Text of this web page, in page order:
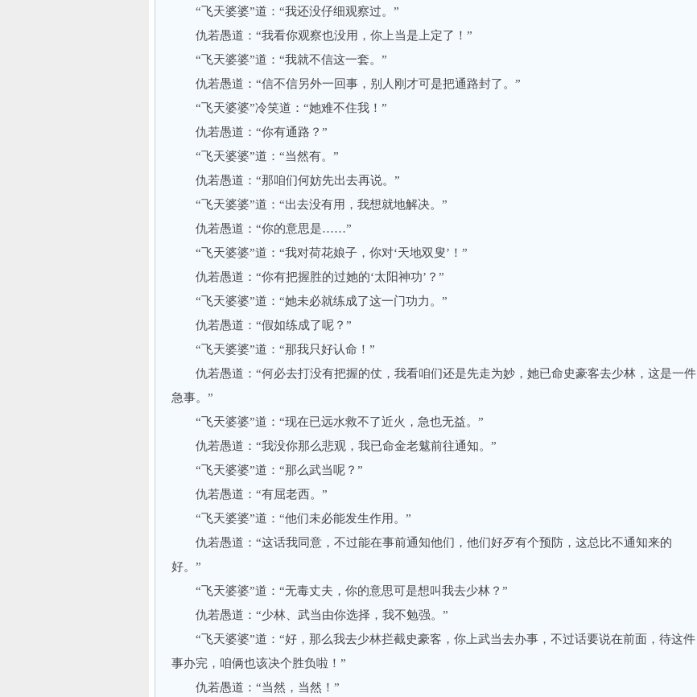
“飞天婆婆”道：“我还没仔细观察过。”
仇若愚道：“我看你观察也没用，你上当是上定了！”
“飞天婆婆”道：“我就不信这一套。”
仇若愚道：“信不信另外一回事，别人刚才可是把通路封了。”
“飞天婆婆”冷笑道：“她难不住我！”
仇若愚道：“你有通路？”
“飞天婆婆”道：“当然有。”
仇若愚道：“那咱们何妨先出去再说。”
“飞天婆婆”道：“出去没有用，我想就地解决。”
仇若愚道：“你的意思是……”
“飞天婆婆”道：“我对荷花娘子，你对‘天地双叟’！”
仇若愚道：“你有把握胜的过她的‘太阳神功’？”
“飞天婆婆”道：“她未必就练成了这一门功力。”
仇若愚道：“假如练成了呢？”
“飞天婆婆”道：“那我只好认命！”
仇若愚道：“何必去打没有把握的仗，我看咱们还是先走为妙，她已命史豪客去少林，这是一件
急事。”
“飞天婆婆”道：“现在已远水救不了近火，急也无益。”
仇若愚道：“我没你那么悲观，我已命金老魃前往通知。”
“飞天婆婆”道：“那么武当呢？”
仇若愚道：“有屈老西。”
“飞天婆婆”道：“他们未必能发生作用。”
仇若愚道：“这话我同意，不过能在事前通知他们，他们好歹有个预防，这总比不通知来的
好。”
“飞天婆婆”道：“无毒丈夫，你的意思可是想叫我去少林？”
仇若愚道：“少林、武当由你选择，我不勉强。”
“飞天婆婆”道：“好，那么我去少林拦截史豪客，你上武当去办事，不过话要说在前面，待这件
事办完，咱俩也该决个胜负啦！”
仇若愚道：“当然，当然！”